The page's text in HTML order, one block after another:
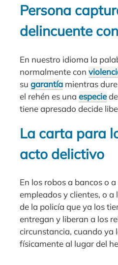
Persona
delincuente
En nuestro idioma la
normalmente con
su garantía mientras
el rehén es una especiede
tiene apresado decide
La carta para
acto delictivo
En los robos a bancos o
empleados y clientes, o
de la policía que ya los
entregan y liberan a los
circunstancia, cuando ya
físicamente al lugar del